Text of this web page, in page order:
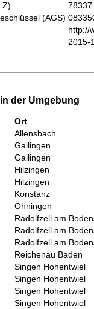
78337
(AGS)
http://
2015-
der Umgebung
Ort
Allensbach
Gailingen
Gailingen
Hilzingen
Hilzingen
Konstanz
Öhningen
Radolfzell am
Radolfzell am
Radolfzell am
Reichenau Baden
Singen Hohentwiel
Singen Hohentwiel
Singen Hohentwiel
Singen Hohentwiel